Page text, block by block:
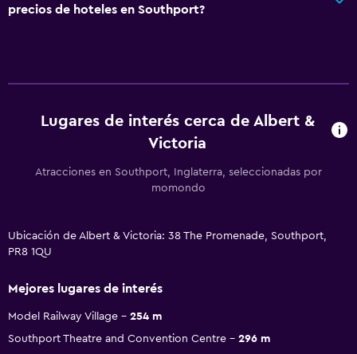
precios de hoteles en Southport?
Lugares de interés cerca de Albert &
Victoria
Atracciones en Southport, Inglaterra, seleccionadas por
momondo
Ubicación de Albert & Victoria: 38 The Promenade, Southport,
PR8 1QU
Mejores lugares de interés
Model Railway Village
254 m
Southport Theatre and Convention Centre
296 m